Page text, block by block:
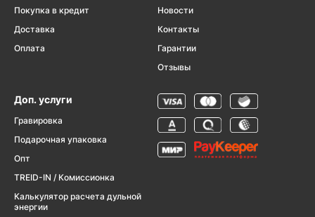
Покупка в кредит
Доставка
Оплата
Новости
Контакты
Гарантии
Отзывы
Доп. услуги
Гравировка
Подарочная упаковка
Опт
TREID-IN / Комиссионка
Калькулятор расчета дульной
энергии